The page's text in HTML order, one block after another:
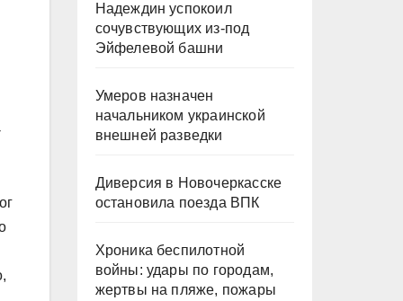
Надеждин успокоил
сочувствующих из-под
Эйфелевой башни
Умеров назначен
начальником украинской
внешней разведки
Диверсия в Новочеркасске
остановила поезда ВПК
Хроника беспилотной
войны: удары по городам,
жертвы на пляже, пожары